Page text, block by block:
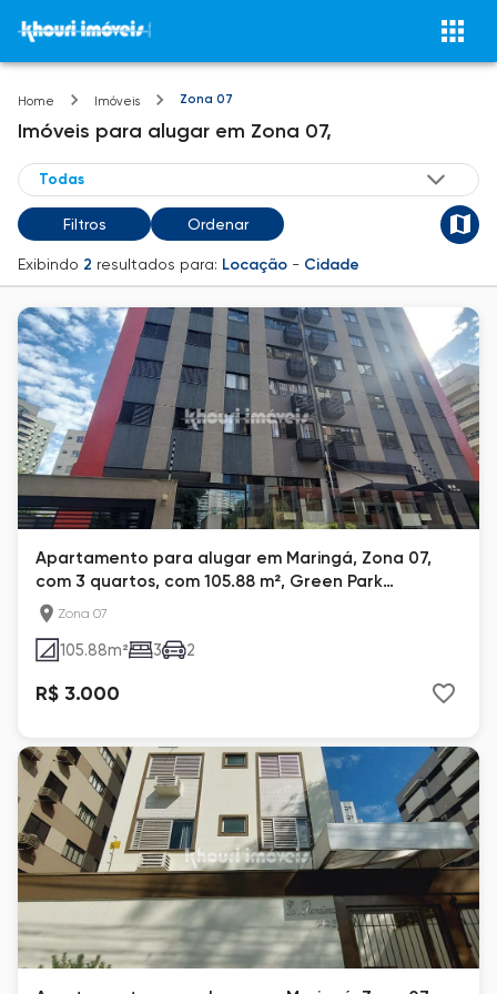
Home Imóveis Zona 07
Imóveis para alugar em Zona 07,
Filtros Ordenar
Exibindo 2 resultados para: Locação - Cidade
Apartamento para alugar em Maringá, Zona 07,
com 3 quartos, com 105.88 m², Green Park
Boulevard
Zona 07
105.88m² 3 2
R$ 3.000